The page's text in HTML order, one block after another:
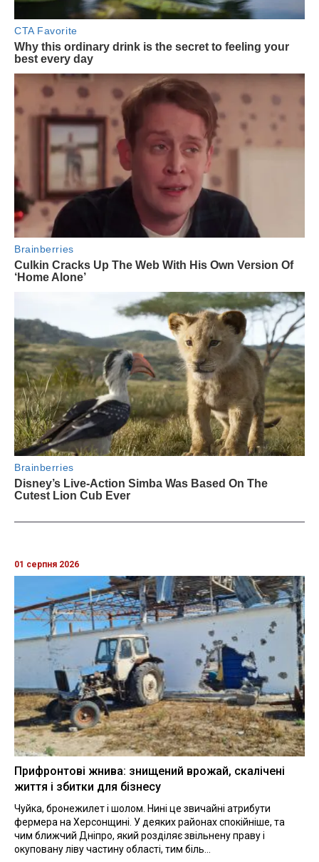
01 серпня 2026
Прифронтові жнива: знищений врожай, скалічені
життя і збитки для бізнесу
Чуйка, бронежилет і шолом. Нині це звичайні атрибути
фермера на Херсонщині. У деяких районах спокійніше, та
чим ближчий Дніпро, який розділяє звільнену праву і
окуповану ліву частину області, тим біль...